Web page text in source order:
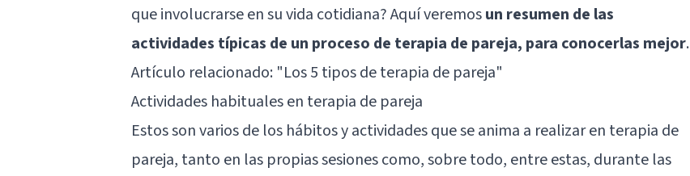
que involucrarse en su vida cotidiana? Aquí veremosun resumen de las
actividades típicas de un proceso de terapia de pareja, para conocerlas mejor.
Artículo relacionado: "Los 5 tipos de terapia de pareja"
Actividades habituales en terapia de pareja
Estos son varios de los hábitos y actividades que se anima a realizar en terapia de
pareja, tanto en las propias sesiones como, sobre todo, entre estas, durante las